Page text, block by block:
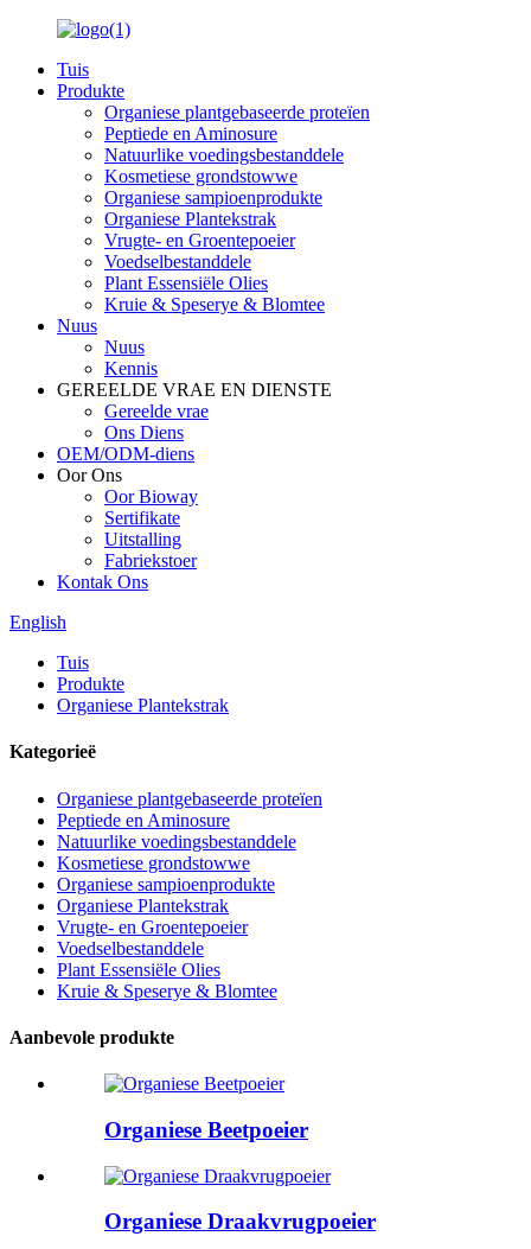
Tuis
Produkte
Organiese plantgebaseerde proteïen
Peptiede en Aminosure
Natuurlike voedingsbestanddele
Kosmetiese grondstowwe
Organiese sampioenprodukte
Organiese Plantekstrak
Vrugte- en Groentepoeier
Voedselbestanddele
Plant Essensiële Olies
Kruie & Speserye & Blomtee
Nuus
Nuus
Kennis
GEREELDE VRAE EN DIENSTE
Gereelde vrae
Ons Diens
OEM/ODM-diens
Oor Ons
Oor Bioway
Sertifikate
Uitstalling
Fabriekstoer
Kontak Ons
English
Tuis
Produkte
Organiese Plantekstrak
Kategorieë
Organiese plantgebaseerde proteïen
Peptiede en Aminosure
Natuurlike voedingsbestanddele
Kosmetiese grondstowwe
Organiese sampioenprodukte
Organiese Plantekstrak
Vrugte- en Groentepoeier
Voedselbestanddele
Plant Essensiële Olies
Kruie & Speserye & Blomtee
Aanbevole produkte
Organiese Beetpoeier
Organiese Draakvrugpoeier